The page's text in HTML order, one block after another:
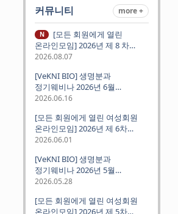
커뮤니티 more +
N
온라인모임] 2026년 제 8 차
정기모임 (8월 12일 수요일 저녁
경험담
2026.08.07
[VeKNI BIO] 생명분과
정기웨비나 2026년 6월
(2026.06.18 Thu 9:00PM)
2026.06.16
[모든 회원에게 열린 여성회원
온라인모임] 2026년 제 6차
정기모임 (6월 10일 수요일 저녁
2026.06.01
[VeKNI BIO] 생명분과
정기웨비나 2026년 5월
(2026.05.28 Thu 9:00PM)
2026.05.28
[모든 회원에게 열린 여성회원
온라인모임] 2026년 제 5차